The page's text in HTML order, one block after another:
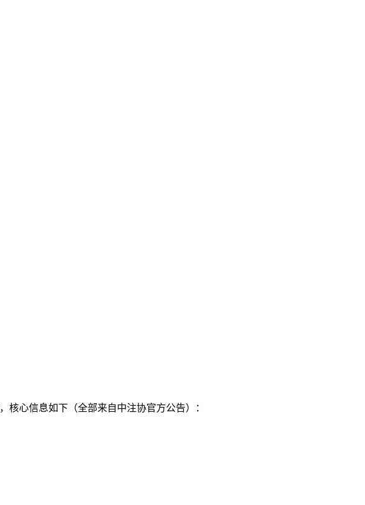
，核心信息如下（全部来自中注协官方公告）：